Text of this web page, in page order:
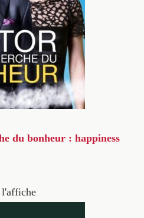
du bonheur : happiness